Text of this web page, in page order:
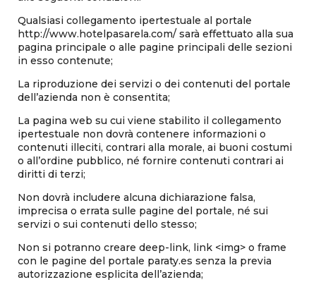
Qualsiasi collegamento ipertestuale al portale
http://www.hotelpasarela.com/ sarà effettuato alla sua
pagina principale o alle pagine principali delle sezioni
in esso contenute;
La riproduzione dei servizi o dei contenuti del portale
dell’azienda non è consentita;
La pagina web su cui viene stabilito il collegamento
ipertestuale non dovrà contenere informazioni o
contenuti illeciti, contrari alla morale, ai buoni costumi
o all’ordine pubblico, né fornire contenuti contrari ai
diritti di terzi;
Non dovrà includere alcuna dichiarazione falsa,
imprecisa o errata sulle pagine del portale, né sui
servizi o sui contenuti dello stesso;
Non si potranno creare deep-link, link <img> o frame
con le pagine del portale paraty.es senza la previa
autorizzazione esplicita dell’azienda;